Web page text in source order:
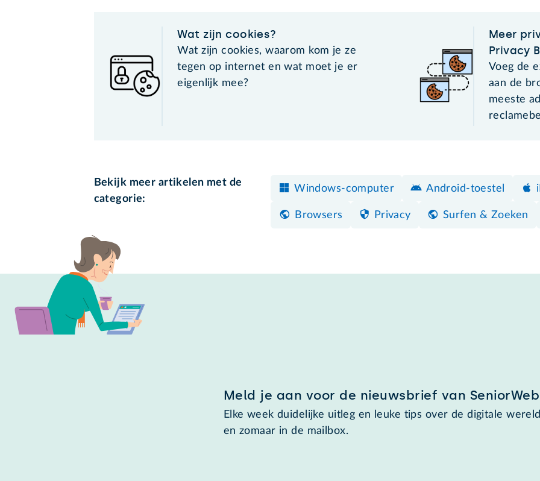
Wat zijn cookies?
Wat zijn cookies, waarom kom je ze
tegen op internet en wat moet je er
eigenlijk mee?
Meer
Privacy
Voeg de
aan de
meeste
Bekijk meer artikelen met de
categorie:
Windows-computer Android-toestel
Browsers Privacy Surfen & Zoeken
Meld je aan voor de nieuwsbrief van SeniorWeb
Elke week duidelijke uitleg en leuke tips over de digitale
en zomaar in de mailbox.